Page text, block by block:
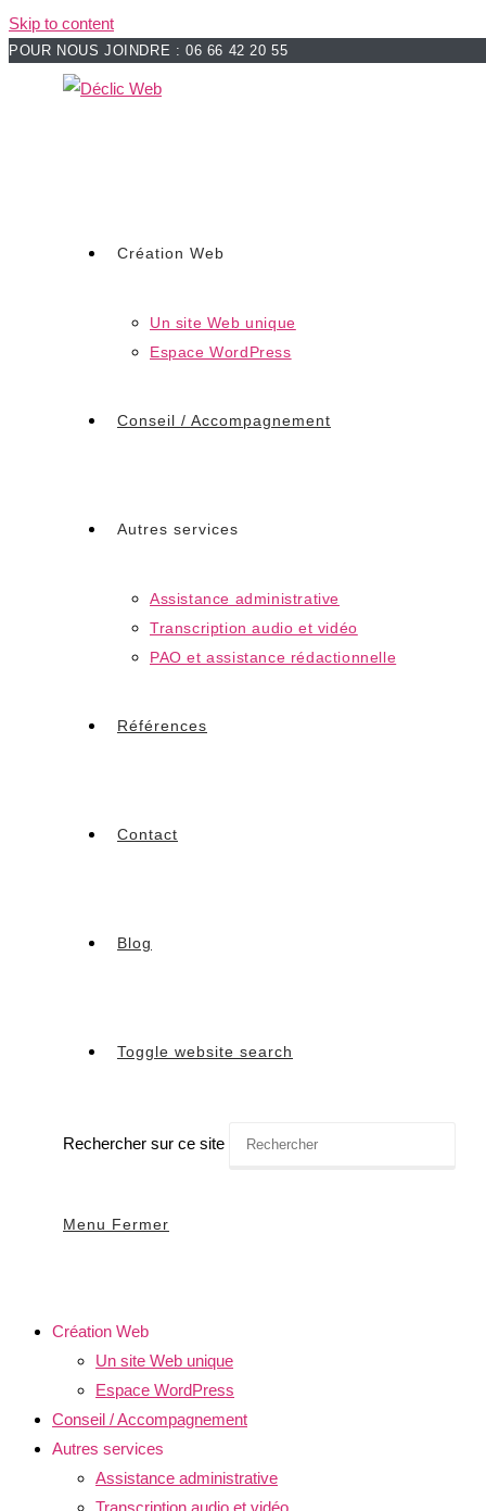
Skip to content
POUR NOUS JOINDRE : 06 66 42 20 55
Création Web
Un site Web unique
Espace WordPress
Conseil / Accompagnement
Autres services
Assistance administrative
Transcription audio et vidéo
PAO et assistance rédactionnelle
Références
Contact
Blog
Toggle website search
Rechercher sur ce site
Menu Fermer
Création Web
Un site Web unique
Espace WordPress
Conseil / Accompagnement
Autres services
Assistance administrative
Transcription audio et vidéo